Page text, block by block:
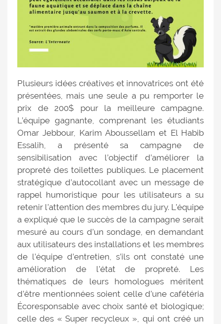
Plusieurs idées créatives et innovatrices ont été
présentées, mais une seule a pu remporter le
prix de 200$ pour la meilleure campagne.
L’équipe gagnante, comprenant les étudiants
Omar Jebbour, Karim Aboussellam et El Habib
Essalih, a présenté sa campagne de
sensibilisation avec l’objectif d’améliorer la
propreté des toilettes publiques. Le placement
stratégique d’autocollant avec un message de
rappel humoristique pour les utilisateurs a su
retenir l’attention des membres du jury. L’équipe
a expliqué que le succès de la campagne serait
mesuré au cours d’un sondage, en demandant
aux utilisateurs des installations et les membres
de l’équipe d’entretien, s’ils ont constaté une
amélioration de l’état de propreté. Les
thématiques de leurs homologues méritent
d’être mentionnées soient celle d’une cafétéria
Écoresponsable avec choix santé et biologique;
celle des « Super recycleux », qui ont créé un